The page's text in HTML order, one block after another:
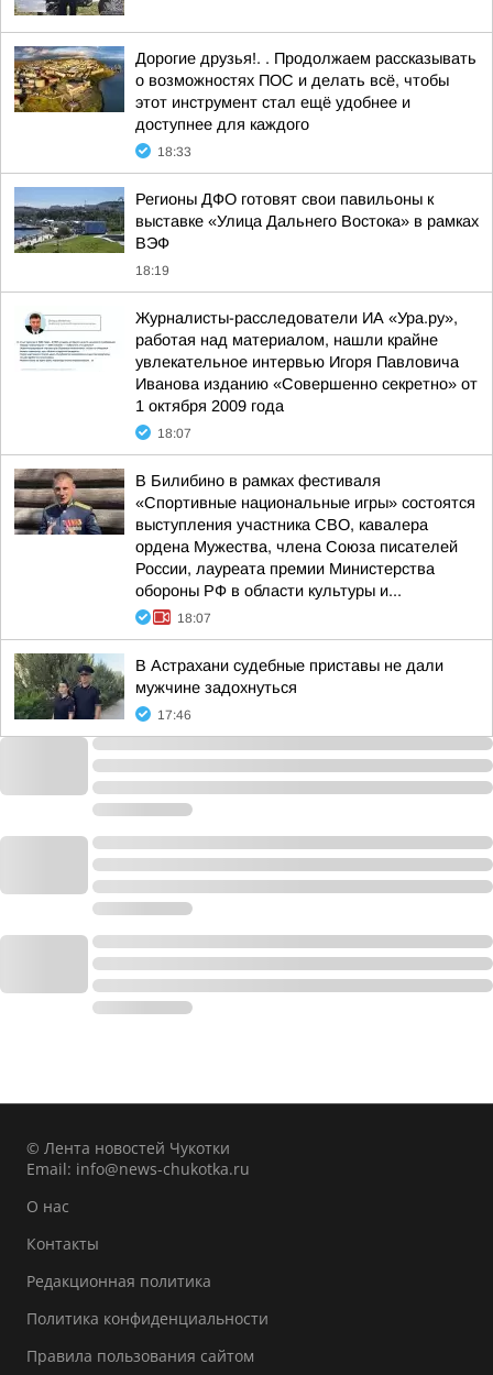
Дорогие друзья!. . Продолжаем рассказывать
о возможностях ПОС и делать всё, чтобы
этот инструмент стал ещё удобнее и
доступнее для каждого
18:33
Регионы ДФО готовят свои павильоны к
выставке «Улица Дальнего Востока» в рамках
ВЭФ
18:19
Журналисты-расследователи ИА «Ура.ру»,
работая над материалом, нашли крайне
увлекательное интервью Игоря Павловича
Иванова изданию «Совершенно секретно» от
1 октября 2009 года
18:07
В Билибино в рамках фестиваля
«Спортивные национальные игры» состоятся
выступления участника СВО, кавалера
ордена Мужества, члена Союза писателей
России, лауреата премии Министерства
обороны РФ в области культуры и...
18:07
В Астрахани судебные приставы не дали
мужчине задохнуться
17:46
© Лента новостей Чукотки
Email: info@news-chukotka.ru
О нас
Контакты
Редакционная политика
Политика конфиденциальности
Правила пользования сайтом